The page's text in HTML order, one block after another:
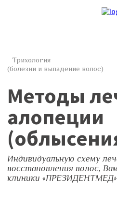
Трихология
(болезни и выпадение волос)
Методы
алопеции
Индивидуальную схему
восстановления волос,
клиники